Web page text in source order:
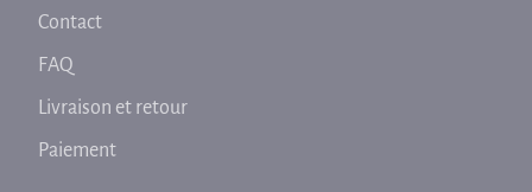
Contact
FAQ
Livraison et retour
Paiement